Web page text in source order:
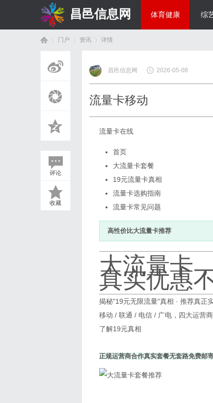
昌邑信息网 体育健康 综
门户 资讯
›
详情
评论
收藏
昌邑信息网 2026-05-08
流量卡移动
流量卡在线
首页
大流量卡套餐
19元流量卡真相
流量卡选购指南
流量卡常见问题
高性价比大流量卡推荐
大流量卡
真实优惠
揭秘"19元无限流量"真相 · 推荐真正
移动 / 联通 / 电信 / 广电，四大运营
了解19元真相
正规运营商合作真实套餐无套路免费邮